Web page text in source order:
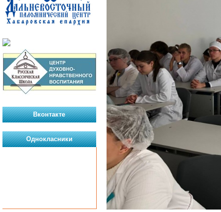
Вконтакте
Однокласники